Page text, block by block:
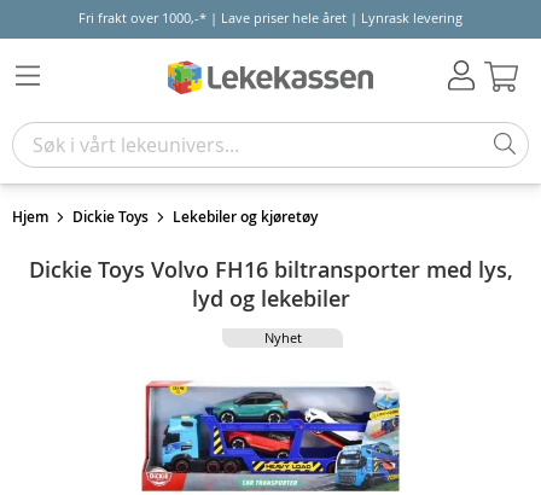
Fri frakt over 1000,-* | Lave priser hele året | Lynrask levering
Hjem Dickie Toys Lekebiler og kjøretøy
Dickie Toys Volvo FH16 biltransporter med lys,
lyd og lekebiler
Nyhet